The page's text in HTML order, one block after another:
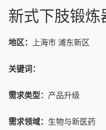
新式下肢锻炼
地区： 上海市 浦东新区
关键词：
需求类型： 产品升级
需求领域： 生物与新医药